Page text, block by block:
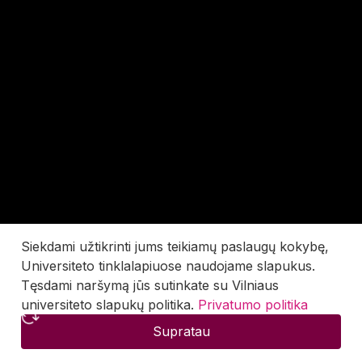
Siekdami užtikrinti jums teikiamų paslaugų kokybę,
Universiteto tinklalapiuose naudojame slapukus.
Tęsdami naršymą jūs sutinkate su Vilniaus
universiteto slapukų politika. Privatumo politika
Supratau